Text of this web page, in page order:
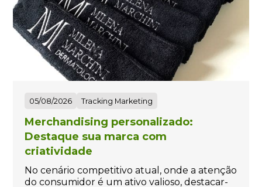
05/08/2026 Tracking Marketing
Merchandising personalizado:
Destaque sua marca com
criatividade
No cenário competitivo atual, onde a atenção
do consumidor é um ativo valioso, destacar-